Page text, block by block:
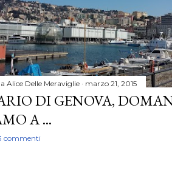
Alice Delle Meraviglie marzo 21, 2015
DI GENOVA,
A ...
commenti